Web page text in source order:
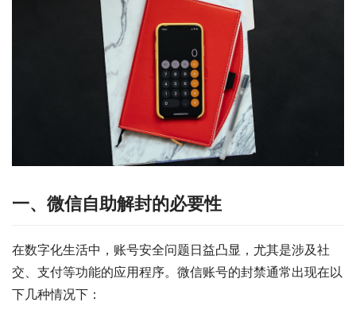
一、微信自助解封的必要性
在数字化生活中，账号安全问题日益凸显，尤其是涉及社
交、支付等功能的应用程序。微信账号的封禁通常出现在以
下几种情况下：